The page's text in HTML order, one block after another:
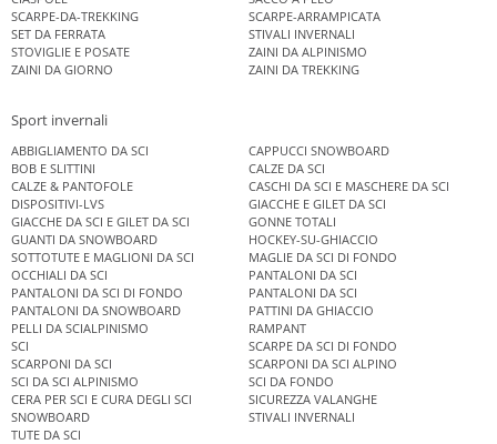
SCARPE-DA-TREKKING
SCARPE-ARRAMPICATA
SET DA FERRATA
STIVALI INVERNALI
STOVIGLIE E POSATE
ZAINI DA ALPINISMO
ZAINI DA GIORNO
ZAINI DA TREKKING
Sport invernali
ABBIGLIAMENTO DA SCI
CAPPUCCI SNOWBOARD
BOB E SLITTINI
CALZE DA SCI
CALZE & PANTOFOLE
CASCHI DA SCI E MASCHERE DA SCI
DISPOSITIVI-LVS
GIACCHE E GILET DA SCI
GIACCHE DA SCI E GILET DA SCI
GONNE TOTALI
GUANTI DA SNOWBOARD
HOCKEY-SU-GHIACCIO
SOTTOTUTE E MAGLIONI DA SCI
MAGLIE DA SCI DI FONDO
OCCHIALI DA SCI
PANTALONI DA SCI
PANTALONI DA SCI DI FONDO
PANTALONI DA SCI
PANTALONI DA SNOWBOARD
PATTINI DA GHIACCIO
PELLI DA SCIALPINISMO
RAMPANT
SCI
SCARPE DA SCI DI FONDO
SCARPONI DA SCI
SCARPONI DA SCI ALPINO
SCI DA SCI ALPINISMO
SCI DA FONDO
CERA PER SCI E CURA DEGLI SCI
SICUREZZA VALANGHE
SNOWBOARD
STIVALI INVERNALI
TUTE DA SCI